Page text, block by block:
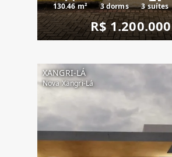
130.46 m² 3 dorms 3 suítes
R$ 1.200.000
XANGRI-LÁ
Nova Xangri-Lá